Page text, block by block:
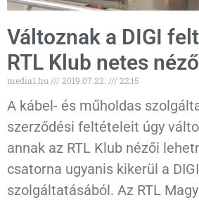
Változnak a DIGI
RTL Klub netes
media1.hu 2019.07.22. 22:15
A kábel- és műholdas
szerződési feltételeit úgy
annak az RTL Klub nézői
csatorna ugyanis kikerül a
szolgáltatásából. Az RTL